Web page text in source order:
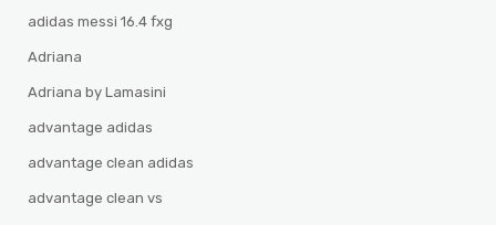
adidas messi 16.4 fxg
Adriana
Adriana by Lamasini
advantage adidas
advantage clean adidas
advantage clean vs